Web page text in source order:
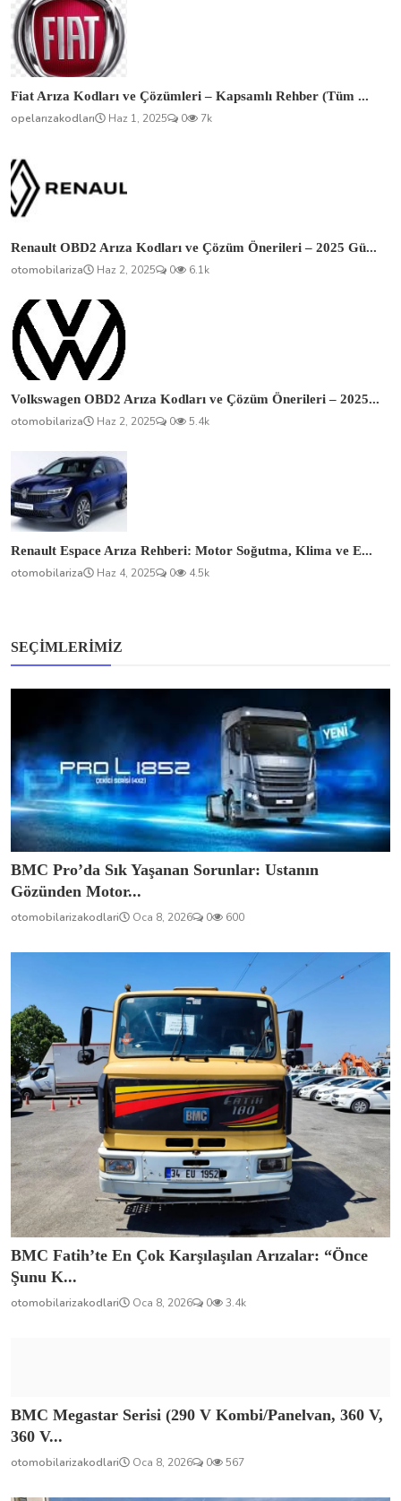
Fiat Arıza Kodları ve Çözümleri – Kapsamlı Rehber (Tüm ...
opelarızakodları
Haz 1, 2025 0 7k
Renault OBD2 Arıza Kodları ve Çözüm Önerileri – 2025 Gü...
otomobilariza
Haz 2, 2025 0 6.1k
Volkswagen OBD2 Arıza Kodları ve Çözüm Önerileri – 2025...
otomobilariza
Haz 2, 2025 0 5.4k
Renault Espace Arıza Rehberi: Motor Soğutma, Klima ve E...
otomobilariza
Haz 4, 2025 0 4.5k
SEÇIMLERIMIZ
BMC Pro’da Sık Yaşanan Sorunlar: Ustanın
Gözünden Motor...
otomobilarizakodlari Oca 8, 2026 0 600
BMC Fatih’te En Çok Karşılaşılan Arızalar: “Önce
Şunu K...
otomobilarizakodlari Oca 8, 2026 0 3.4k
BMC Megastar Serisi (290 V Kombi/Panelvan, 360 V,
360 V...
otomobilarizakodlari Oca 8, 2026 0 567